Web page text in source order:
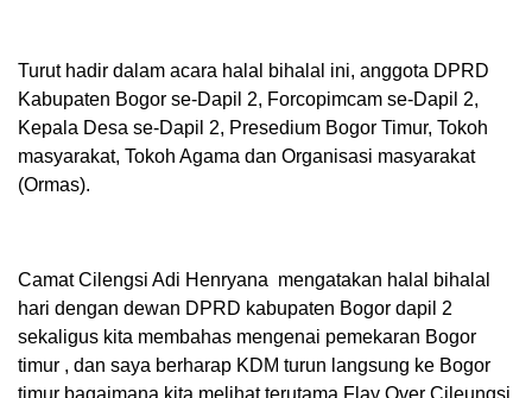
Turut hadir dalam acara halal bihalal ini, anggota DPRD
Kabupaten Bogor se-Dapil 2, Forcopimcam se-Dapil 2,
Kepala Desa se-Dapil 2, Presedium Bogor Timur, Tokoh
masyarakat, Tokoh Agama dan Organisasi masyarakat
(Ormas).
Camat Cilengsi Adi Henryana mengatakan halal bihalal
hari dengan dewan DPRD kabupaten Bogor dapil 2
sekaligus kita membahas mengenai pemekaran Bogor
timur , dan saya berharap KDM turun langsung ke Bogor
timur bagaimana kita melihat terutama Flay Over Cileungsi